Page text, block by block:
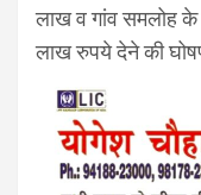
लाख व गांव समलोह
लाख रुपये देने की